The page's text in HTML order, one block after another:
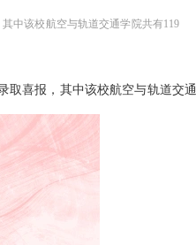
中该校航空与轨道交通学院共有119
取喜报，其中该校航空与轨道交通